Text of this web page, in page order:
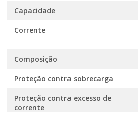
Capacidade
Corrente
Composição
Proteção contra sobrecarga
Proteção contra excesso de
corrente